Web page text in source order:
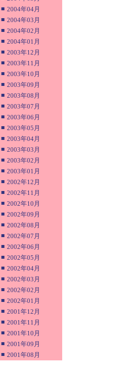
■ 2004年04月
■ 2004年03月
■ 2004年02月
■ 2004年01月
■ 2003年12月
■ 2003年11月
■ 2003年10月
■ 2003年09月
■ 2003年08月
■ 2003年07月
■ 2003年06月
■ 2003年05月
■ 2003年04月
■ 2003年03月
■ 2003年02月
■ 2003年01月
■ 2002年12月
■ 2002年11月
■ 2002年10月
■ 2002年09月
■ 2002年08月
■ 2002年07月
■ 2002年06月
■ 2002年05月
■ 2002年04月
■ 2002年03月
■ 2002年02月
■ 2002年01月
■ 2001年12月
■ 2001年11月
■ 2001年10月
■ 2001年09月
■ 2001年08月